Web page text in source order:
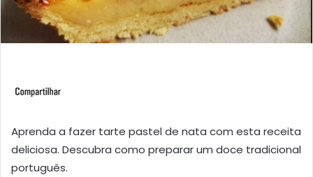
Aprenda a fazer tarte pastel de nata com esta receita
deliciosa. Descubra como preparar um doce tradicional
português.